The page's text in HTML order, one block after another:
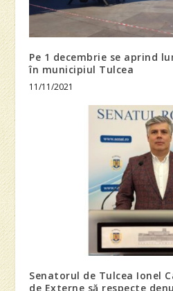
Pe 1 decembrie se aprind
în municipiul Tulcea
11/11/2021
Senatorul de Tulcea Ionel
de Externe să respecte